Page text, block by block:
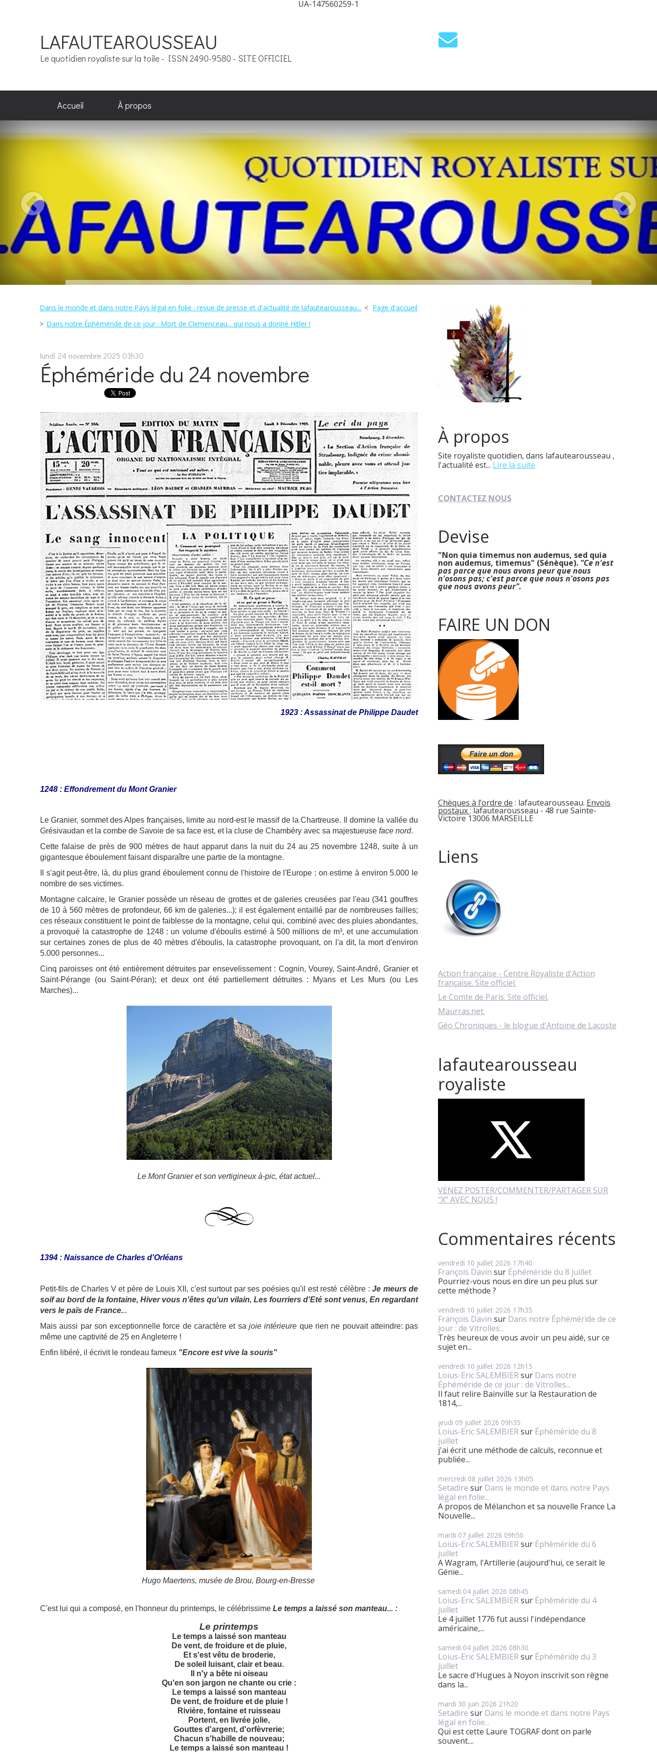
UA-147560259-1
LAFAUTEAROUSSEAU
Le quotidien royaliste sur la toile - ISSN 2490-9580 - SITE OFFICIEL
Accueil À propos
Dans le monde et dans notre Pays légal en folie : revue de presse et d'actualité de lafautearousseau...
Page d'accueil
Dans notre Éphéméride de ce jour : Mort de Clemenceau... qui nous a donné Hitler !
lundi 24 novembre 2025 03h30
Éphéméride du 24 novembre
1923 : Assassinat de Philippe Daudet
1248 : Effondrement du Mont Granier
Le Granier, sommet des Alpes françaises, limite au nord-est le massif de la Chartreuse. Il domine la vallée du
Grésivaudan et la combe de Savoie de sa face est, et la cluse de Chambéry avec sa majestueuse face nord.
Cette falaise de près de 900 mètres de haut apparut dans la nuit du 24 au 25 novembre 1248, suite à un
gigantesque éboulement faisant disparaître une partie de la montagne.
Il s'agit peut-être, là, du plus grand éboulement connu de l'histoire de l'Europe : on estime à environ 5.000 le
nombre de ses victimes.
Montagne calcaire, le Granier possède un réseau de grottes et de galeries creusées par l'eau (341 gouffres
de 10 à 560 mètres de profondeur, 66 km de galeries...); il est également entaillé par de nombreuses failles;
ces réseaux constituent le point de faiblesse de la montagne, celui qui, combiné avec des pluies abondantes,
a provoqué la catastrophe de 1248 : un volume d'éboulis estimé à 500 millions de m³, et une accumulation
sur certaines zones de plus de 40 mètres d'éboulis, la catastrophe provoquant, on l'a dit, la mort d'environ
5.000 personnes...
Cinq paroisses ont été entièrement détruites par ensevelissement : Cognin, Vourey, Saint-André, Granier et
Saint-Pérange (ou Saint-Péran); et deux ont été partiellement détruites : Myans et Les Murs (ou Les
Marches)...
Le Mont Granier et son vertigineux à-pic, état actuel...
1394 : Naissance de Charles d'Orléans
Petit-fils de Charles V et père de Louis XII, c'est surtout par ses poésies qu'il est resté célèbre :Je meurs de
soif au bord de la fontaine, Hiver vous n'êtes qu'un vilain, Les fourriers d'Eté sont venus, En regardant
vers le païs de France...
Mais aussi par son exceptionnelle force de caractère et sa joie intérieure que rien ne pouvait atteindre: pas
même une captivité de 25 en Angleterre !
Enfin libéré, il écrivit le rondeau fameux "Encore est vive la souris"
Hugo Maertens, musée de Brou, Bourg-en-Bresse
C'est lui qui a composé, en l'honneur du printemps, le célébrissime Le temps a laissé son manteau... :
Le printemps
Le temps a laissé son manteau
De vent, de froidure et de pluie,
Et s'est vêtu de broderie,
De soleil luisant, clair et beau.
Il n'y a bête ni oiseau
Qu'en son jargon ne chante ou crie :
Le temps a laissé son manteau
De vent, de froidure et de pluie !
Rivière, fontaine et ruisseau
Portent, en livrée jolie,
Gouttes d'argent, d'orfèvrerie;
Chacun s'habille de nouveau;
Le temps a laissé son manteau !
À propos
Site royaliste quotidien, dans lafautearousseau ,
l'actualité est... Lire la suite
CONTACTEZ NOUS
Devise
"Non quia timemus non audemus, sed quia
non audemus, timemus" (Sénèque). "Ce n'est
pas parce que nous avons peur que nous
n'osons pas; c'est parce que nous n'osons pas
que nous avons peur".
FAIRE UN DON
Chèques à l’ordre de : lafautearousseau. Envois
postaux: lafautearousseau - 48 rue Sainte-
Victoire 13006 MARSEILLE
Liens
Action française - Centre Royaliste d'Action
française. Site officiel.
Le Comte de Paris. Site officiel.
Maurras.net.
Géo Chroniques - le blogue d'Antoine de Lacoste
lafautearousseau
royaliste
VENEZ POSTER/COMMENTER/PARTAGER SUR
"X" AVEC NOUS !
Commentaires récents
vendredi 10 juillet 2026 17h40
François Davin sur Éphéméride du 8 juillet
Pourriez-vous nous en dire un peu plus sur
cette méthode ?
vendredi 10 juillet 2026 17h35
François Davin sur Dans notre Éphéméride de ce
jour : de Vitrolles...
Très heureux de vous avoir un peu aidé, sur ce
sujet en...
vendredi 10 juillet 2026 12h15
Loius-Eric SALEMBIERsur Dans notre
Éphéméride de ce jour : de Vitrolles...
Il faut relire Bainville sur la Restauration de
1814,...
jeudi 09 juillet 2026 09h35
Loius-Eric SALEMBIERsur Éphéméride du 8
juillet
j'ai écrit une méthode de calculs, reconnue et
publiée...
mercredi 08 juillet 2026 13h05
Setadire sur Dans le monde et dans notre Pays
légal en folie...
A propos de Mélanchon et sa nouvelle France La
Nouvelle...
mardi 07 juillet 2026 09h50
Loius-Eric SALEMBIERsur Éphéméride du 6
juillet
A Wagram, l'Artillerie (aujourd'hui, ce serait le
Génie...
samedi 04 juillet 2026 08h45
Loius-Eric SALEMBIERsur Éphéméride du 4
juillet
Le 4 juillet 1776 fut aussi l'indépendance
américaine,...
samedi 04 juillet 2026 08h30
Loius-Eric SALEMBIERsur Éphéméride du 3
juillet
Le sacre d'Hugues à Noyon inscrivit son règne
dans la...
mardi 30 juin 2026 21h20
Setadire sur Dans le monde et dans notre Pays
légal en folie...
Qui est cette Laure TOGRAF dont on parle
souvent....